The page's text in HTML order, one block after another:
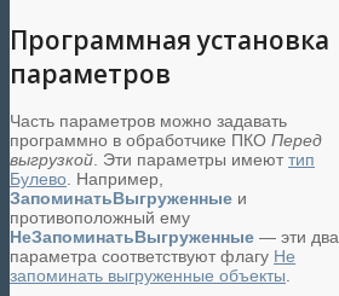
Программная установка
параметров
Часть параметров можно задавать
программно в обработчике ПКО Перед
выгрузкой . Эти параметры имеют тип
Булево . Например,
ЗапоминатьВыгруженные и
противоположный ему
НеЗапоминатьВыгруженные — эти два
параметра соответствуют флагу Не
запоминать выгруженные объекты